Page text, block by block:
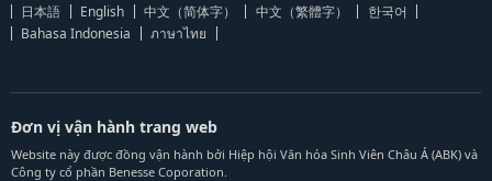
日本語 English 中文（简体字） 中文（繁體字）
한국어
Bahasa Indonesia
ภาษาไทย
Đơn vị vận hành trang web
Website này được đồng vận hành bởi Hiệp hội Văn hóa Sinh Viên Châu Á (ABK) và
Công ty cổ phần Benesse Coporation.